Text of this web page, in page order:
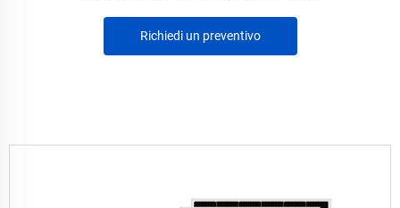
Richiedi un preventivo